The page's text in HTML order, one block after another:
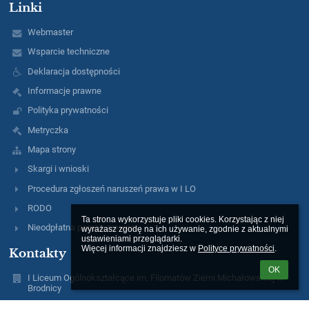
Ta strona wykorzystuje pliki cookies. Korzystając z niej
wyrażasz zgodę na ich używanie, zgodnie z aktualnymi
ustawieniami przeglądarki.
Więcej informacji znajdziesz w Polityce prywatności.
OK
Linki
Webmaster
Wsparcie techniczne
Deklaracja dostępności
Informacje prawne
Polityka prywatności
Metryczka
Mapa strony
Skargi i wnioski
Procedura zgłoszeń naruszeń prawa w I LO
RODO
Nieodpłatna pomoc prawna
Kontakty
I Liceum Ogólnokształcące im. Filomatów Ziemi Michałowskiej w
Brodnicy